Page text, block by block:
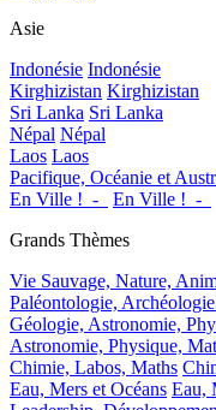
Asie
Indonésie Indonésie
Kirghizistan Kirghizistan
Sri Lanka Sri Lanka
Népal Népal
Laos Laos
Pacifique, Océanie et
En Ville !_-_
En Ville !_-_
Grands Thèmes
Vie Sauvage, Nature,
Paléontologie,
Géologie, Astronomie,
Astronomie, Physique,
Chimie, Labos, Maths
Eau, Mers et Océans Eau,